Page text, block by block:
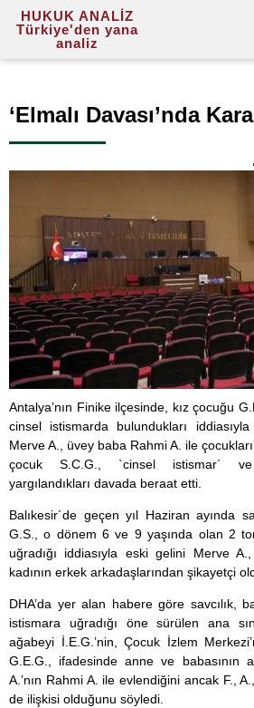
HUKUK ANALİZ
Türkiye'den yana
analiz
‘Elmalı Davası’nda
Antalya’nın Finike ilçesinde, kız çocuğu
cinsel istismarda bulundukları
Merve A., üvey baba Rahmi A. ile
çocuk S.C.G., `cinsel istismar´ ve
yargılandıkları davada beraat etti.
Balıkesir´de geçen yıl Haziran ayında
G.S., o dönem 6 ve 9 yaşında olan 2
uğradığı iddiasıyla eski gelini Merve
kadının erkek arkadaşlarından şikayetçi
DHA’da yer alan habere göre savcılık,
istismara uğradığı öne sürülen ana
ağabeyi İ.E.G.’nin, Çocuk İzlem
G.E.G., ifadesinde anne ve babasının
A.’nın Rahmi A. ile evlendiğini ancak F.,
de ilişkisi olduğunu söyledi.